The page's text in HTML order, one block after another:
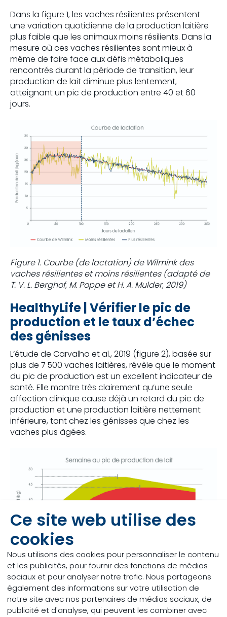
Ce site web utilise des
cookies
Nous utilisons des cookies pour personnaliser le contenu
et les publicités, pour fournir des fonctions de médias
sociaux et pour analyser notre trafic. Nous partageons
également des informations sur votre utilisation de
notre site avec nos partenaires de médias sociaux, de
publicité et d'analyse, qui peuvent les combiner avec
Dans la figure 1, les vaches résilientes présentent
une variation quotidienne de la production laitière
plus faible que les animaux moins résilients. Dans la
mesure où ces vaches résilientes sont mieux à
même de faire face aux défis métaboliques
rencontrés durant la période de transition, leur
production de lait diminue plus lentement,
atteignant un pic de production entre 40 et 60
jours.
Figure 1. Courbe (de lactation) de Wilmink des
vaches résilientes et moins résilientes (adapté de
T. V. L. Berghof, M. Poppe et H. A. Mulder, 2019)
HealthyLife | Vérifier le pic de
production et le taux d’échec
des génisses
L’étude de Carvalho et al., 2019 (figure 2), basée sur
plus de 7 500 vaches laitières, révèle que le moment
du pic de production est un excellent indicateur de
santé. Elle montre très clairement qu’une seule
affection clinique cause déjà un retard du pic de
production et une production laitière nettement
inférieure, tant chez les génisses que chez les
vaches plus âgées.
Figure 2. Effet d’une affection clinique dans les 21